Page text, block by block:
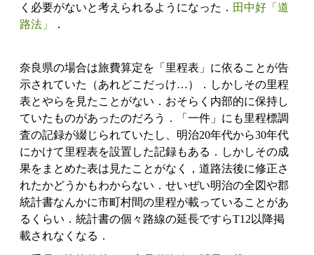
く必要がないと考えられるようになった． 田中好「道
路法」
．
奈良県の場合は旅費算定を「里程表」に依ることが告
示されていた（あれどこだっけ…）．しかしその里程
表とやらを見たことがない．おそらく内部的に保持し
ていたものがあったのだろう．「一件」にも里程標調
査の記録が綴じられていたし、明治20年代から30年代
にかけて里程表を設置した記録もある．しかしその成
果をまとめた表は見たことがなく，道路法後に修正さ
れたかどうかもわからない．せいぜい明治の全図や郡
統計書なんかに市町村間の里程が載っていることがあ
るくらい．統計書の個々路線の延長ですらT12以降掲
載されなくなる．